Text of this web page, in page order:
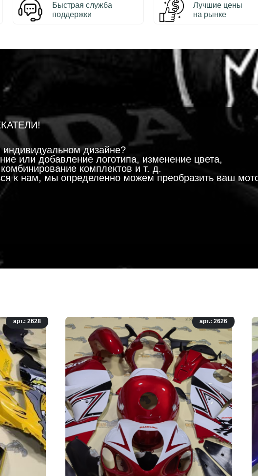
Быстрая служба
поддержки
Лучшие цены
на рынке
дизайне?
или добавление логотипа, изменение цвета,
комплектов и т. д.
к нам, мы определенно можем преобразить ваш
арт.: 2628 арт.: 2626